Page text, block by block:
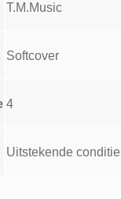
T.M.Music
Softcover
4
Uitstekende conditie